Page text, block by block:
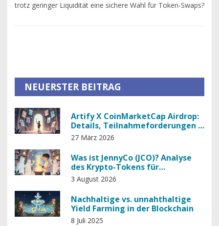
trotz geringer Liquidität eine sichere Wahl für Token-Swaps?
NEUERSTER BEITRAG
Artify X CoinMarketCap Airdrop:
Details, Teilnahmeforderungen &
Gamerse Analyse
27 März 2026
Was ist JennyCo (JCO)? Analyse
des Krypto-Tokens für
Gesundheitsdaten
3 August 2026
Nachhaltige vs. unnahthaltige
Yield Farming in der Blockchain
8 Juli 2025